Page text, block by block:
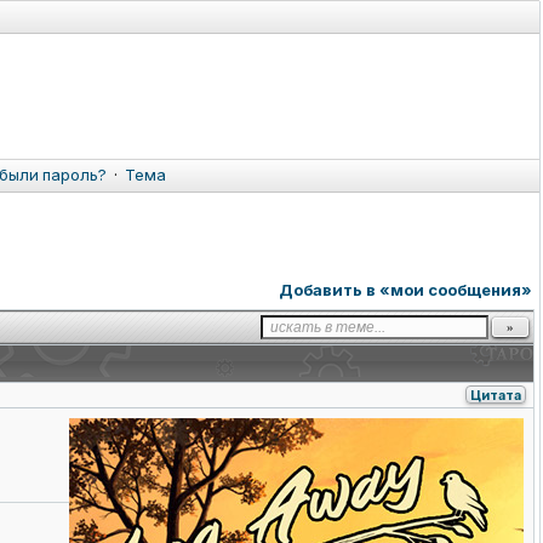
пароль? · Тема
Добавить в «мои сообщения»
Цитата